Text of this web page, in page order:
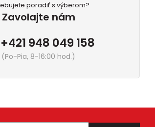
poradiť s výberom?
Zavolajte nám
+421 948 049 158
(Po-Pia, 8-16:00 hod.)